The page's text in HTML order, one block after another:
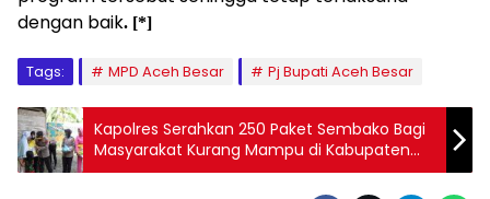
dengan baik. [*]
Tags: MPD Aceh Besar Pj Bupati Aceh Besar
Kapolres Serahkan 250 Paket Sembako Bagi
Masyarakat Kurang Mampu di Kabupaten
Simeulue